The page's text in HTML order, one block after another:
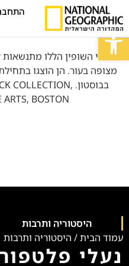
פתח סרגל
היסטוריה ותרבות
עמוד הבית/ היסטוריה ותרבות
נעלי